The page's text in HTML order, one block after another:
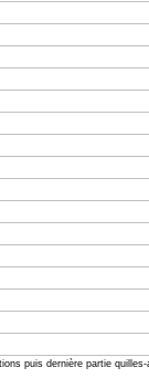
puis dernière partie